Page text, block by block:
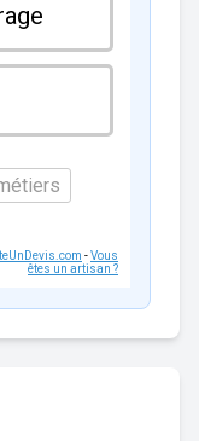
-Vous
êtes un artisan ?